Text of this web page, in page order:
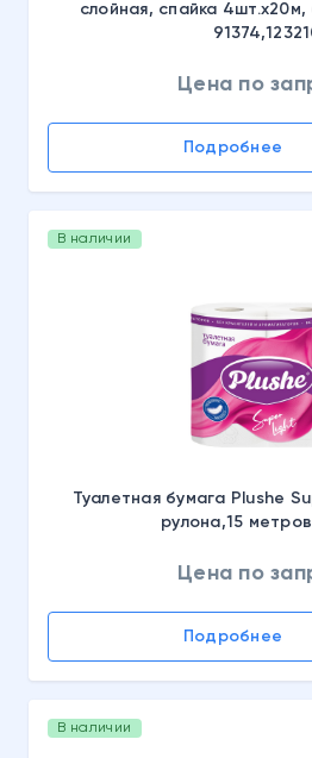
слойная, спайка
Цена по
Подробнее
В наличии
Туалетная бумага Plushe
рулона,15
Цена по
Подробнее
В наличии